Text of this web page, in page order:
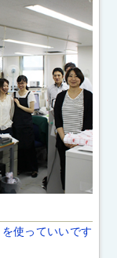
使っていいです